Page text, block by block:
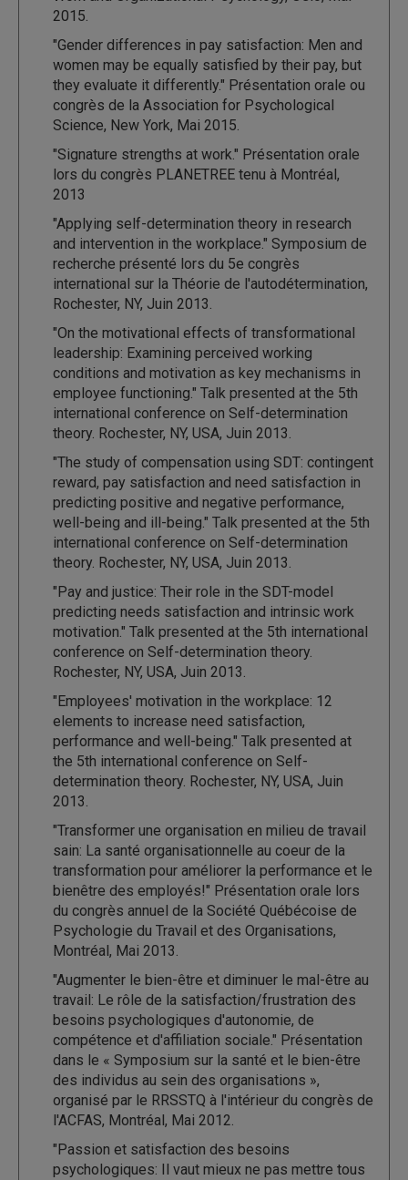
2015.
"Gender differences in pay satisfaction: Men and
women may be equally satisfied by their pay, but
they evaluate it differently." Présentation orale ou
congrès de la Association for Psychological
Science, New York, Mai 2015.
"Signature strengths at work." Présentation orale
lors du congrès PLANETREE tenu à Montréal,
2013
"Applying self-determination theory in research
and intervention in the workplace." Symposium de
recherche présenté lors du 5e congrès
international sur la Théorie de l'autodétermination,
Rochester, NY, Juin 2013.
"On the motivational effects of transformational
leadership: Examining perceived working
conditions and motivation as key mechanisms in
employee functioning." Talk presented at the 5th
international conference on Self-determination
theory. Rochester, NY, USA, Juin 2013.
"The study of compensation using SDT: contingent
reward, pay satisfaction and need satisfaction in
predicting positive and negative performance,
well-being and ill-being." Talk presented at the 5th
international conference on Self-determination
theory. Rochester, NY, USA, Juin 2013.
"Pay and justice: Their role in the SDT-model
predicting needs satisfaction and intrinsic work
motivation." Talk presented at the 5th international
conference on Self-determination theory.
Rochester, NY, USA, Juin 2013.
"Employees' motivation in the workplace: 12
elements to increase need satisfaction,
performance and well-being." Talk presented at
the 5th international conference on Self-
determination theory. Rochester, NY, USA, Juin
2013.
"Transformer une organisation en milieu de travail
sain: La santé organisationnelle au coeur de la
transformation pour améliorer la performance et le
bienêtre des employés!" Présentation orale lors
du congrès annuel de la Société Québécoise de
Psychologie du Travail et des Organisations,
Montréal, Mai 2013.
"Augmenter le bien-être et diminuer le mal-être au
travail: Le rôle de la satisfaction/frustration des
besoins psychologiques d'autonomie, de
compétence et d'affiliation sociale." Présentation
dans le « Symposium sur la santé et le bien-être
des individus au sein des organisations »,
organisé par le RRSSTQ à l'intérieur du congrès de
l'ACFAS, Montréal, Mai 2012.
"Passion et satisfaction des besoins
psychologiques: Il vaut mieux ne pas mettre tous